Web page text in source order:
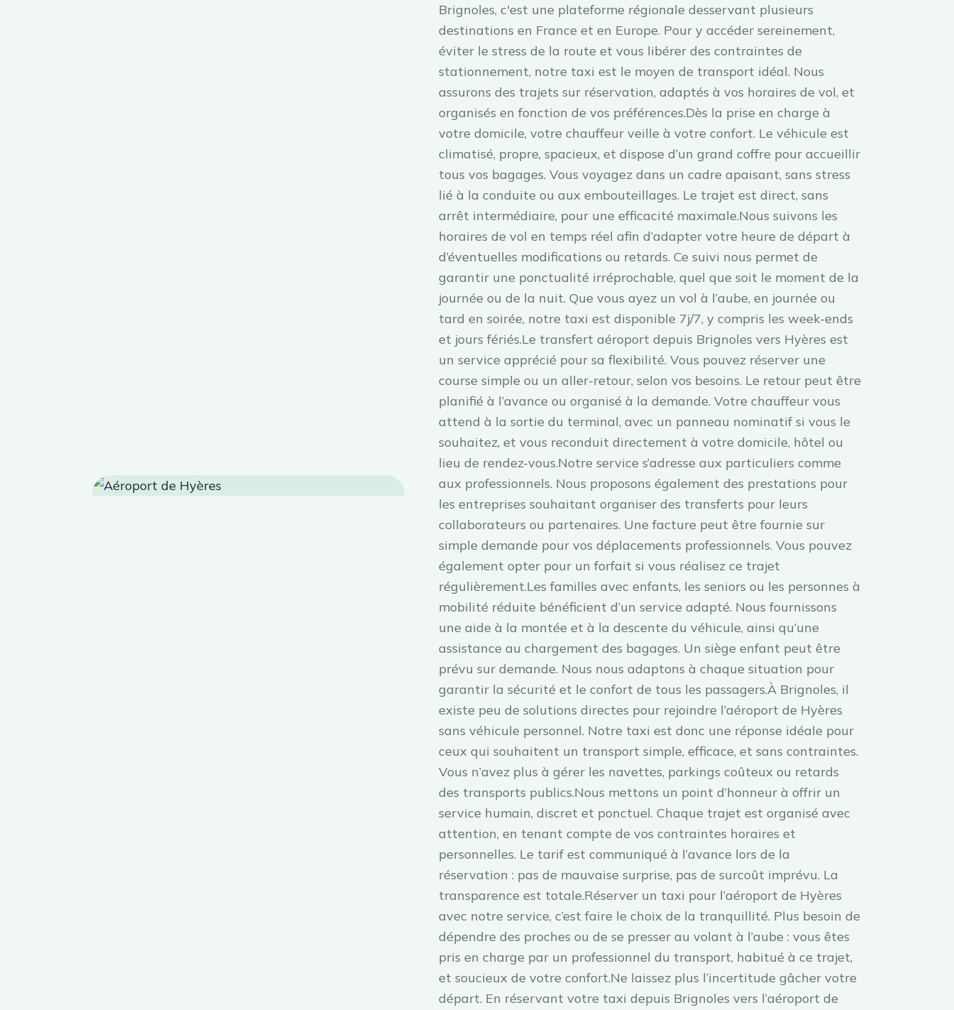
Brignoles, c'est une plateforme régionale desservant plusieurs
destinations en France et en Europe. Pour y accéder sereinement,
éviter le stress de la route et vous libérer des contraintes de
stationnement, notre taxi est le moyen de transport idéal. Nous
assurons des trajets sur réservation, adaptés à vos horaires de vol, et
organisés en fonction de vos préférences.Dès la prise en charge à
votre domicile, votre chauffeur veille à votre confort. Le véhicule est
climatisé, propre, spacieux, et dispose d’un grand coffre pour accueillir
tous vos bagages. Vous voyagez dans un cadre apaisant, sans stress
lié à la conduite ou aux embouteillages. Le trajet est direct, sans
arrêt intermédiaire, pour une efficacité maximale.Nous suivons les
horaires de vol en temps réel afin d’adapter votre heure de départ à
d’éventuelles modifications ou retards. Ce suivi nous permet de
garantir une ponctualité irréprochable, quel que soit le moment de la
journée ou de la nuit. Que vous ayez un vol à l’aube, en journée ou
tard en soirée, notre taxi est disponible 7j/7, y compris les week-ends
et jours fériés.Le transfert aéroport depuis Brignoles vers Hyères est
un service apprécié pour sa flexibilité. Vous pouvez réserver une
course simple ou un aller-retour, selon vos besoins. Le retour peut être
planifié à l’avance ou organisé à la demande. Votre chauffeur vous
attend à la sortie du terminal, avec un panneau nominatif si vous le
souhaitez, et vous reconduit directement à votre domicile, hôtel ou
lieu de rendez-vous.Notre service s’adresse aux particuliers comme
aux professionnels. Nous proposons également des prestations pour
les entreprises souhaitant organiser des transferts pour leurs
collaborateurs ou partenaires. Une facture peut être fournie sur
simple demande pour vos déplacements professionnels. Vous pouvez
également opter pour un forfait si vous réalisez ce trajet
régulièrement.Les familles avec enfants, les seniors ou les personnes à
mobilité réduite bénéficient d’un service adapté. Nous fournissons
une aide à la montée et à la descente du véhicule, ainsi qu’une
assistance au chargement des bagages. Un siège enfant peut être
prévu sur demande. Nous nous adaptons à chaque situation pour
garantir la sécurité et le confort de tous les passagers.À Brignoles, il
existe peu de solutions directes pour rejoindre l’aéroport de Hyères
sans véhicule personnel. Notre taxi est donc une réponse idéale pour
ceux qui souhaitent un transport simple, efficace, et sans contraintes.
Vous n’avez plus à gérer les navettes, parkings coûteux ou retards
des transports publics.Nous mettons un point d’honneur à offrir un
service humain, discret et ponctuel. Chaque trajet est organisé avec
attention, en tenant compte de vos contraintes horaires et
personnelles. Le tarif est communiqué à l’avance lors de la
réservation : pas de mauvaise surprise, pas de surcoût imprévu. La
transparence est totale.Réserver un taxi pour l’aéroport de Hyères
avec notre service, c’est faire le choix de la tranquillité. Plus besoin de
dépendre des proches ou de se presser au volant à l’aube : vous êtes
pris en charge par un professionnel du transport, habitué à ce trajet,
et soucieux de votre confort.Ne laissez plus l’incertitude gâcher votre
départ. En réservant votre taxi depuis Brignoles vers l’aéroport de